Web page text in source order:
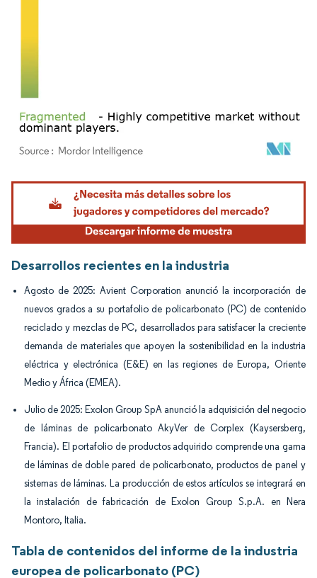
Imagen © Mordor Intelligence. El uso requiere atribución según CC BY 4.0.
Desarrollos recientes en la industria
Agosto de 2025: Avient Corporation anunció la incorporación de
nuevos grados a su portafolio de policarbonato (PC) de contenido
reciclado y mezclas de PC, desarrollados para satisfacer la creciente
demanda de materiales que apoyen la sostenibilidad en la industria
eléctrica y electrónica (E&E) en las regiones de Europa, Oriente
Medio y África (EMEA).
Julio de 2025: Exolon Group SpA anunció la adquisición del negocio
de láminas de policarbonato AkyVer de Corplex (Kaysersberg,
Francia). El portafolio de productos adquirido comprende una gama
de láminas de doble pared de policarbonato, productos de panel y
sistemas de láminas. La producción de estos artículos se integrará en
la instalación de fabricación de Exolon Group S.p.A. en Nera
Montoro, Italia.
Tabla de contenidos del informe de la industria
europea de policarbonato (PC)